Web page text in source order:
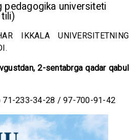
pedagogika universiteti
IKKALA UNIVERSITETNING
2-sentabrga qadar qabul
71-233-34-28 / 97-700-91-42